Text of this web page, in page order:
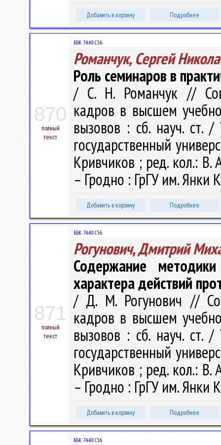
Добавить в корзину Подробнее
870
полный
текст
ББК 74.48 С56
Романчук, Сергей
Роль семинаров в
/ С. Н. Романчук //
кадров в высшем
вызовов : сб. науч. ст. /
государственный
Кривчиков ; ред. кол.: В.
– Гродно : ГрГУ им. Янки
Добавить в корзину Подробнее
871
полный
текст
ББК 74.48 С56
Рогунович, Дмитрий
Содержание
характера действий
/ Д. М. Рогунович //
кадров в высшем
вызовов : сб. науч. ст. /
государственный
Кривчиков ; ред. кол.: В.
– Гродно : ГрГУ им. Янки
Добавить в корзину Подробнее
ББК 74.48 С56